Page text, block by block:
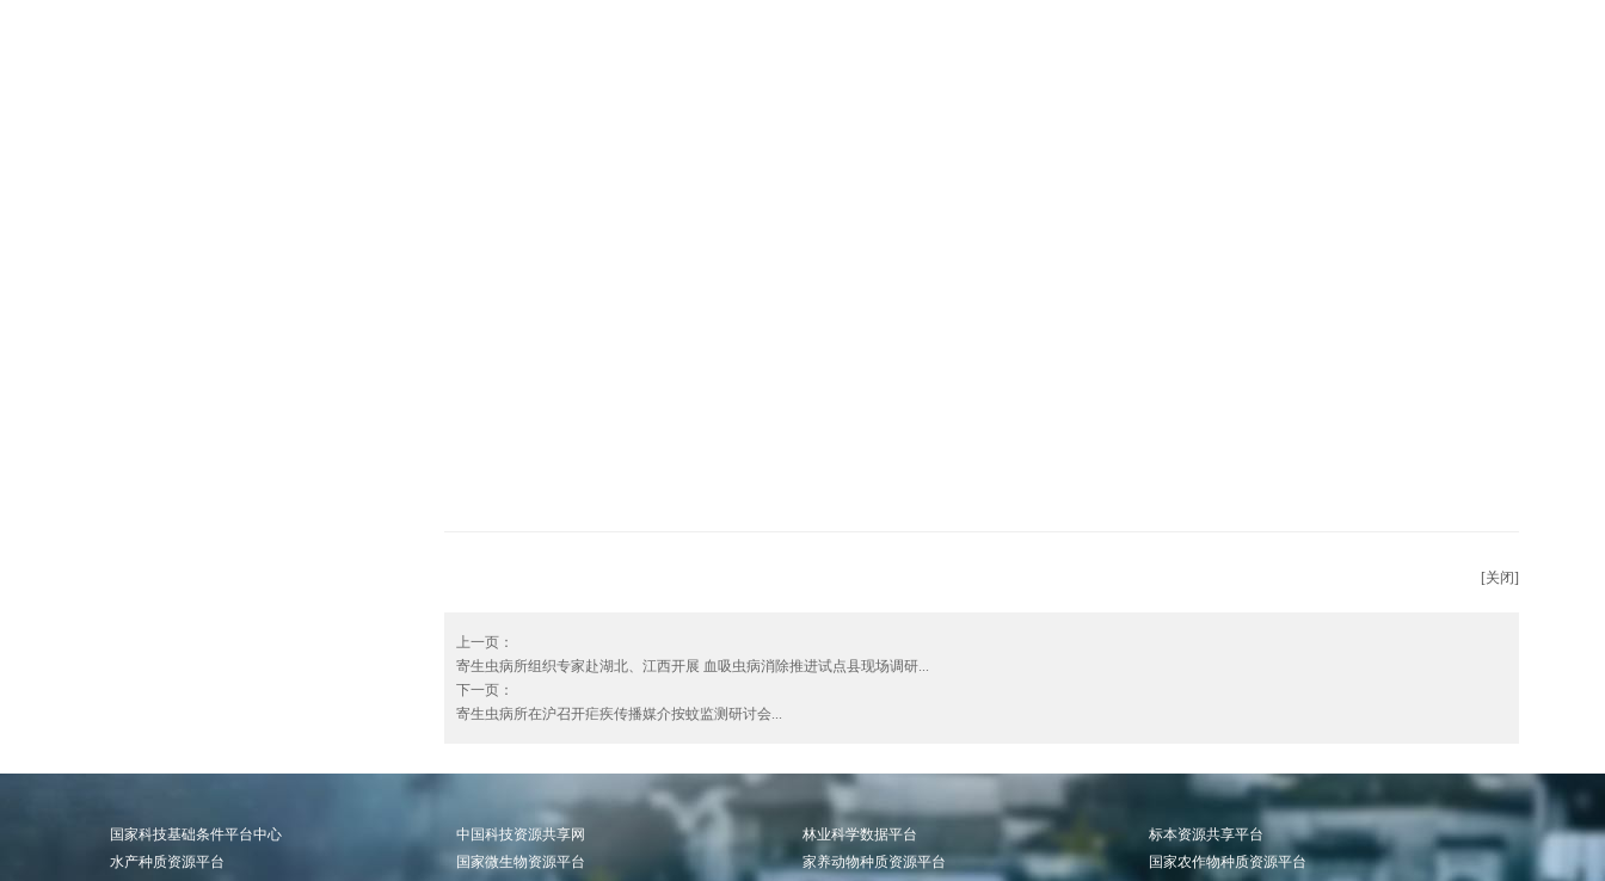
[关闭]
上一页：
寄生虫病所组织专家赴湖北、江西开展 血吸虫病消除推进试点县现场调研...
下一页：
寄生虫病所在沪召开疟疾传播媒介按蚊监测研讨会...
国家科技基础条件平台中心 中国科技资源共享网 林业科学数据平台
标本资源共享平台
水产种质资源平台
国家微生物资源平台 家养动物种质资源平台 国家农作物种质资源平台